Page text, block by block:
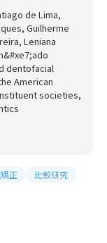
de Lima,
Guilherme
Leniana
dentofacial
American
societies,
正 比較研究